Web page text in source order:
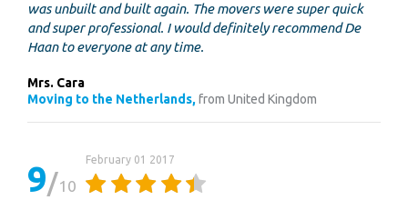
was unbuilt and built again. The movers were super quick
and super professional. I would definitely recommend De
Haan to everyone at any time.
Mrs. Cara
Moving to the Netherlands,from United Kingdom
9 10
February 01 2017